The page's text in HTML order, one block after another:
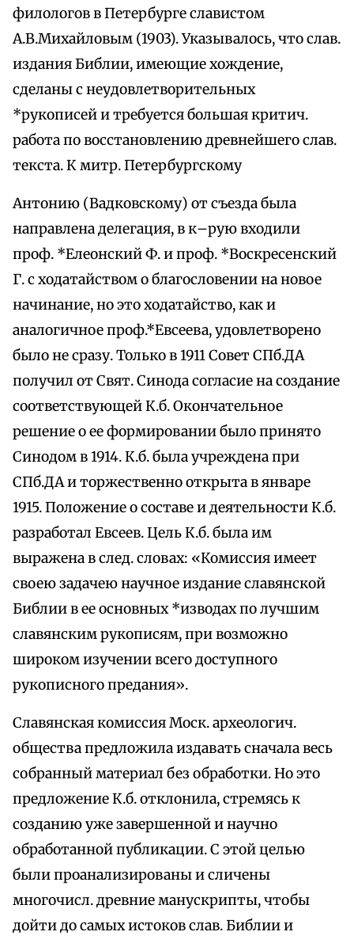
филологов в Петербурге славистом
А.В.Михайловым (1903). Указывалось, что слав.
издания Библии, имеющие хождение,
сделаны с неудовлетворительных
*рукописей и требуется большая критич.
работа по восстановлению древнейшего слав.
текста. К митр. Петербургскому
Антонию (Вадковскому) от съезда была
направлена делегация, в к–рую входили
проф. *Елеонский Ф. и проф. *Воскресенский
Г. с ходатайством о благословении на новое
начинание, но это ходатайство, как и
аналогичное проф.*Евсеева, удовлетворено
было не сразу. Только в 1911 Совет СПб.ДА
получил от Свят. Синода согласие на создание
соответствующей К.б. Окончательное
решение о ее формировании было принято
Синодом в 1914. К.б. была учреждена при
СПб.ДА и торжественно открыта в январе
1915. Положение о составе и деятельности К.б.
разработал Евсеев. Цель К.б. была им
выражена в след. словах: «Комиссия имеет
своею задачею научное издание славянской
Библии в ее основных *изводах по лучшим
славянским рукописям, при возможно
широком изучении всего доступного
рукописного предания».
Славянская комиссия Моск. археологич.
общества предложила издавать сначала весь
собранный материал без обработки. Но это
предложение К.б. отклонила, стремясь к
созданию уже завершенной и научно
обработанной публикации. С этой целью
были проанализированы и сличены
многочисл. древние манускрипты, чтобы
дойти до самых истоков слав. Библии и